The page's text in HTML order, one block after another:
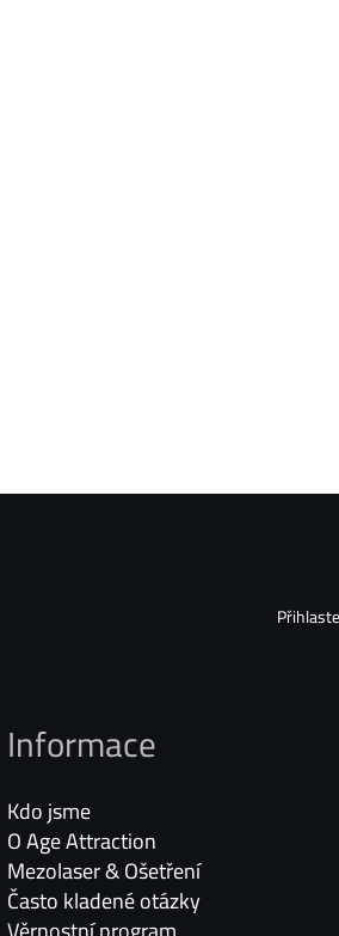
Informace
Kdo jsme
O Age Attraction
Mezolaser & Ošetření
Často kladené otázky